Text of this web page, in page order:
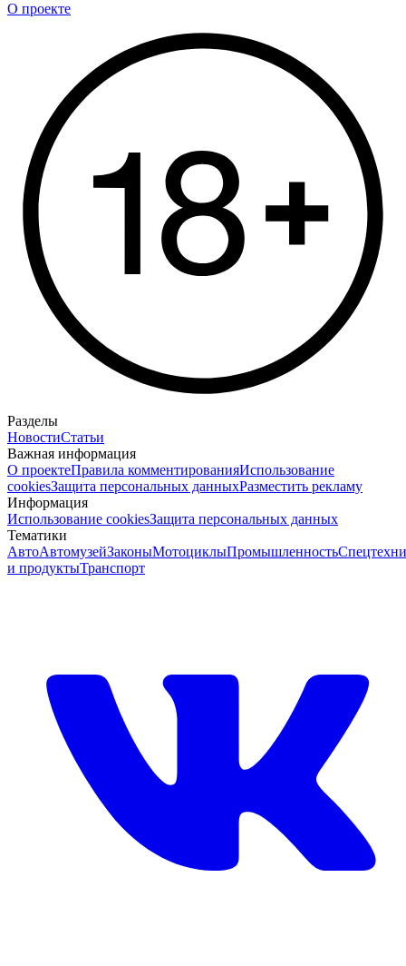
О проекте
Разделы
НовостиСтатьи
Важная информация
О проектеПравила комментированияИспользование
cookiesЗащита персональных данныхРазместить рекламу
Информация
Использование cookiesЗащита персональных данных
Тематики
АвтоАвтомузейЗаконыМотоциклыПромышленность
и продуктыТранспорт